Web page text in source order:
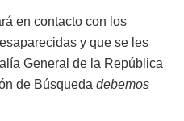
en contacto con los
y que se les
General de la República
de Búsqueda debemos